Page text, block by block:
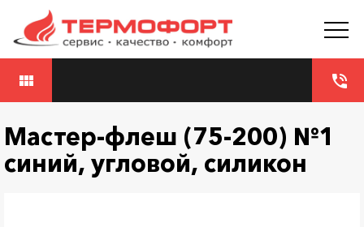
phone_in_talk
view_module
Мастер-флеш (75-200) №1
синий, угловой, силикон